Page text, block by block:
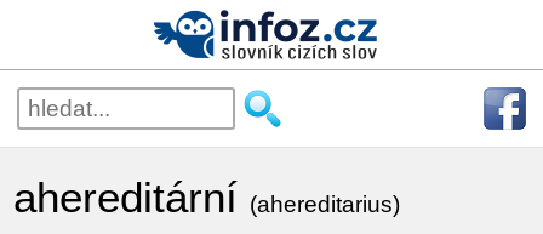
ahereditární (ahereditarius)